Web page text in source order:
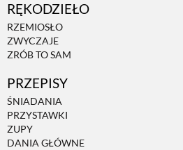
RĘKODZIEŁO
RZEMIOSŁO
ZWYCZAJE
ZRÓB TO SAM
PRZEPISY
ŚNIADANIA
PRZYSTAWKI
ZUPY
DANIA GŁÓWNE